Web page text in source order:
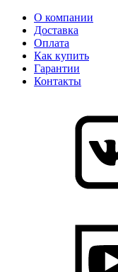
О компании
Доставка
Оплата
Как купить
Гарантии
Контакты